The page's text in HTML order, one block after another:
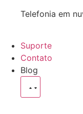
Telefonia em
Suporte
Contato
Blog